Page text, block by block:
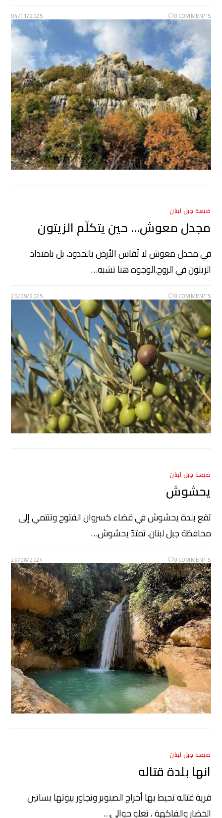
0 COMMENTS
04/11/2025
ضيعة جبل لبنان
مجدل معوش… حين يتكلّم الزيتون
في مجدل معوش لا تُقاس الأرض بالحدود، بل بامتداد
الزيتون في الروح.الوجوه هنا تشبه…
0 COMMENTS
25/09/2025
ضيعة جبل لبنان
يحشوش
تقع بلدة يحشوش في قضاء كسروان الفتوح وتنتمي إلى
محافظة جبل لبنان. تمتدّ يحشوش…
0 COMMENTS
20/08/2024
ضيعة جبل لبنان
انها بلدة قتاله
قرية قتاله تحيط بها أحراج الصنوبر وتجاور بيوتها بساتين
الخضار والفاكهة ، تعلو حوالي…